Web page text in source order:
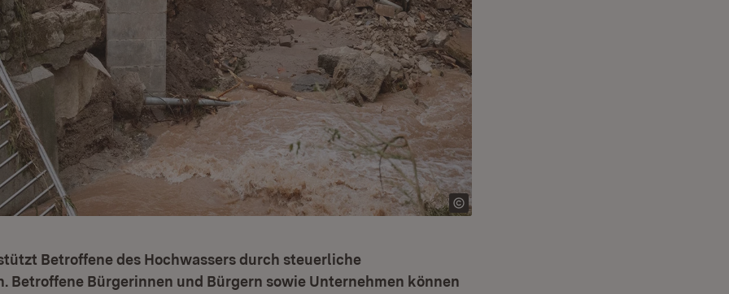
Betroffene des Hochwassers durch steuerliche
Betroffene Bürgerinnen und Bürgern sowie Unternehmen können